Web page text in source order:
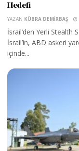
Hedefi
YAZAN KÜBRA DEMIRBAŞ
İsrail’den Yerli Stealth
İsrail’in, ABD askeri
içinde...